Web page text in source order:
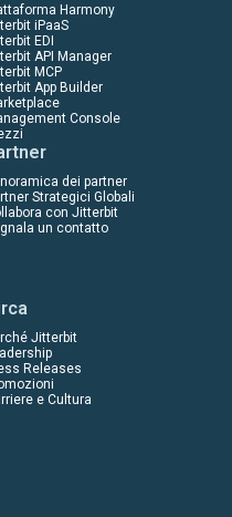
Harmony
iPaaS
EDI
API Manager
MCP
App Builder
Console
dei partner
Strategici Globali
con Jitterbit
un contatto
Jitterbit
Releases
e Cultura